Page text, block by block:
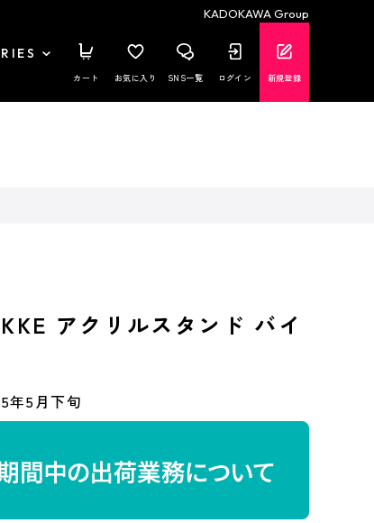
KADOKAWA Group
カート お気に入り SNS一覧 ログイン 新規登録
アクリルスタンド バイ
年5月下旬